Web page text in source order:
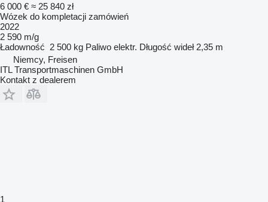
6 000 € ≈ 25 840 zł
Wózek do kompletacji zamówień
2022
2 590 m/g
Ładowność 2 500 kg Paliwo elektr. Długość wideł 2,35 m
Niemcy, Freisen
ITL Transportmaschinen GmbH
Kontakt z dealerem
1